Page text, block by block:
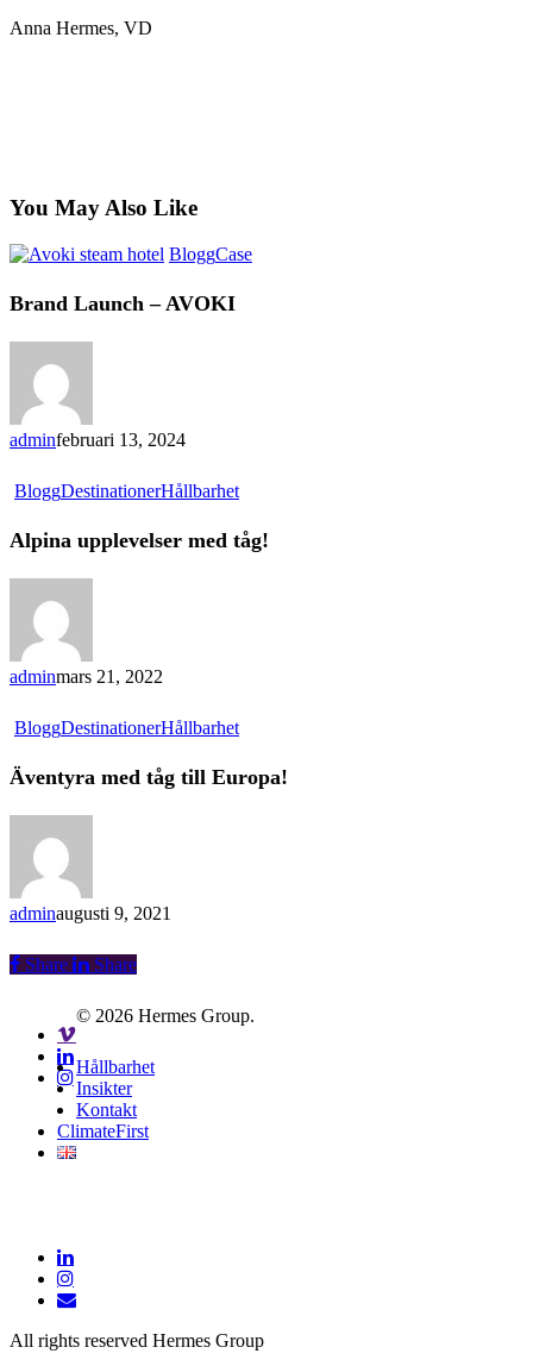
Anna Hermes, VD
You May Also Like
BloggCase
Brand Launch – AVOKI
adminfebruari 13, 2024
BloggDestinationerHållbarhet
Alpina upplevelser med tåg!
adminmars 21, 2022
BloggDestinationerHållbarhet
Äventyra med tåg till Europa!
adminaugusti 9, 2021
Share Share
© 2026 Hermes Group.
Hållbarhet
Insikter
Kontakt
ClimateFirst
All rights reserved Hermes Group